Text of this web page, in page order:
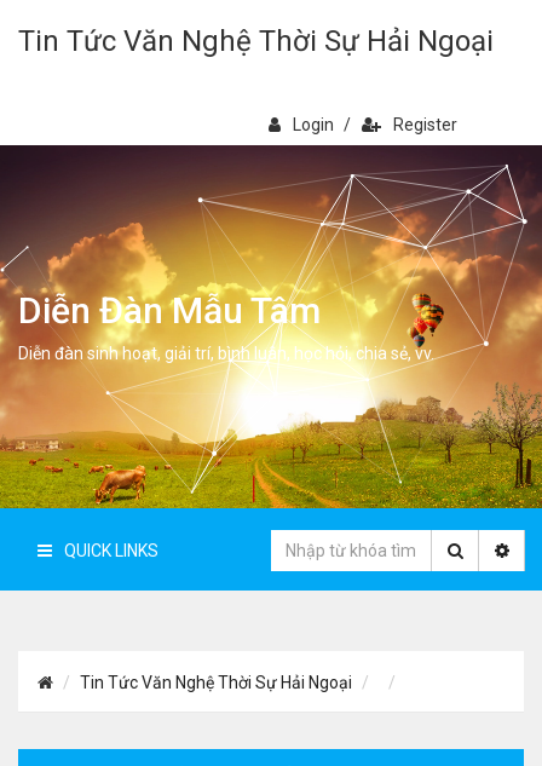
Tin Tức Văn Nghệ Thời Sự Hải Ngoại
Login / Register
Diễn Đàn Mẫu Tâm
Diễn đàn sinh hoạt, giải trí, bình luân, học hỏi, chia sẻ, vv.
QUICK LINKS
Tin Tức Văn Nghệ Thời Sự Hải Ngoại